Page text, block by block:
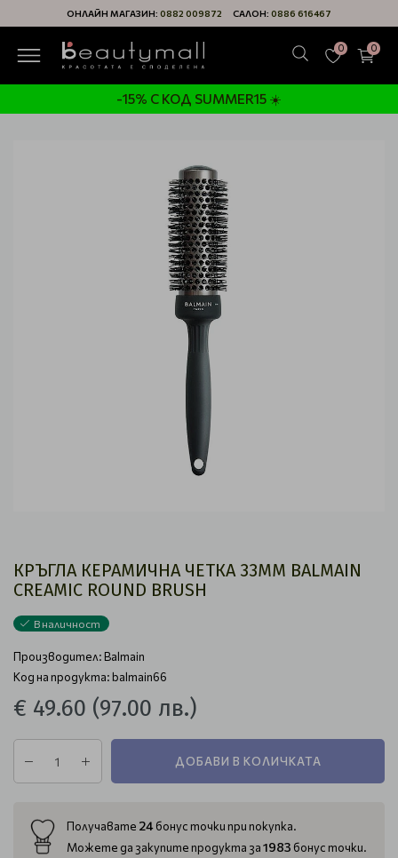
ОНЛАЙН МАГАЗИН: 0882 009872 САЛОН: 0886 616467
0 0
-15% С КОД SUMMER15 ☀️
КРЪГЛА КЕРАМИЧНА ЧЕТКА 33ММ BALMAIN
CREAMIC ROUND BRUSH
В наличност
Производител:Balmain
Код на продукта: balmain66
€ 49.60 (97.00 лв.)
ДОБАВИ В КОЛИЧКАТА
Получавате 24бонус точки при покупка.
Можете да закупите продукта за1983 бонус точки.